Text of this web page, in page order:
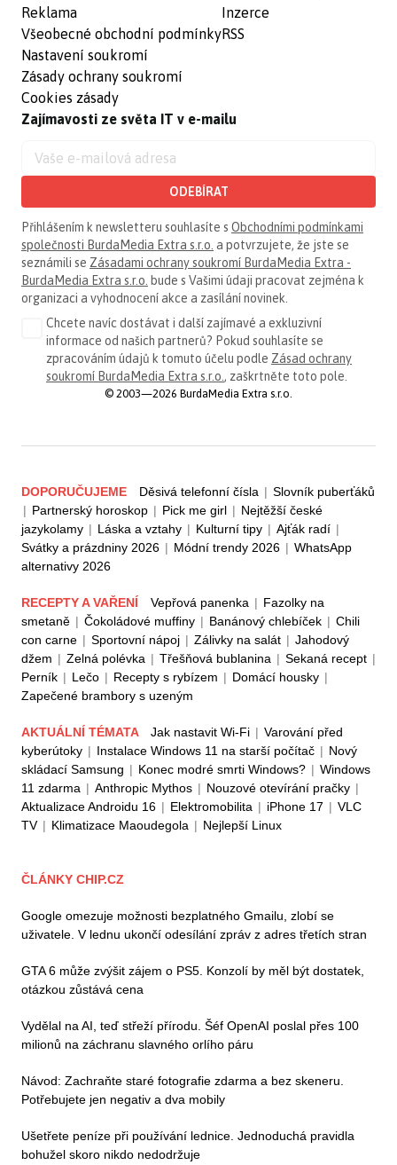
Reklama
Všeobecné obchodní podmínky
Nastavení soukromí
Zásady ochrany soukromí
Cookies zásady
Inzerce
RSS
Zajímavosti ze světa IT v e-mailu
ODEBÍRAT
Přihlášením k newsletteru souhlasíte s Obchodními podmínkami
společnosti BurdaMedia Extra s.r.o. a potvrzujete, že jste se
seznámili se Zásadami ochrany soukromí BurdaMedia Extra -
BurdaMedia Extra s.r.o. bude s Vašimi údaji pracovat zejména k
organizaci a vyhodnocení akce a zasílání novinek.
Chcete navíc dostávat i další zajímavé a exkluzivní
informace od našich partnerů? Pokud souhlasíte se
zpracováním údajů k tomuto účelu podle Zásad ochrany
soukromí BurdaMedia Extra s.r.o. , zaškrtněte toto pole.
© 2003—2026 BurdaMedia Extra s.r.o.
DOPORUČUJEME Děsivá telefonní čísla | Slovník puberťáků
| Partnerský horoskop | Pick me girl | Nejtěžší české
jazykolamy | Láska a vztahy | Kulturní tipy | Ajťák radí |
Svátky a prázdniny 2026 | Módní trendy 2026 | WhatsApp
alternativy 2026
RECEPTY A VAŘENÍ Vepřová panenka | Fazolky na
smetaně | Čokoládové muffiny | Banánový chlebíček | Chili
con carne | Sportovní nápoj | Zálivky na salát | Jahodový
džem | Zelná polévka | Třešňová bublanina | Sekaná recept |
Perník | Lečo | Recepty s rybízem | Domácí housky |
Zapečené brambory s uzeným
AKTUÁLNÍ TÉMATA Jak nastavit Wi-Fi | Varování před
kyberútoky | Instalace Windows 11 na starší počítač | Nový
skládací Samsung | Konec modré smrti Windows? | Windows
11 zdarma | Anthropic Mythos | Nouzové otevírání pračky |
Aktualizace Androidu 16 | Elektromobilita | iPhone 17 | VLC
TV | Klimatizace Maoudegola | Nejlepší Linux
ČLÁNKY CHIP.CZ
Google omezuje možnosti bezplatného Gmailu, zlobí se
uživatele. V lednu ukončí odesílání zpráv z adres třetích stran
GTA 6 může zvýšit zájem o PS5. Konzolí by měl být dostatek,
otázkou zůstává cena
Vydělal na AI, teď střeží přírodu. Šéf OpenAI poslal přes 100
milionů na záchranu slavného orlího páru
Návod: Zachraňte staré fotografie zdarma a bez skeneru.
Potřebujete jen negativ a dva mobily
Ušetřete peníze při používání lednice. Jednoduchá pravidla
bohužel skoro nikdo nedodržuje